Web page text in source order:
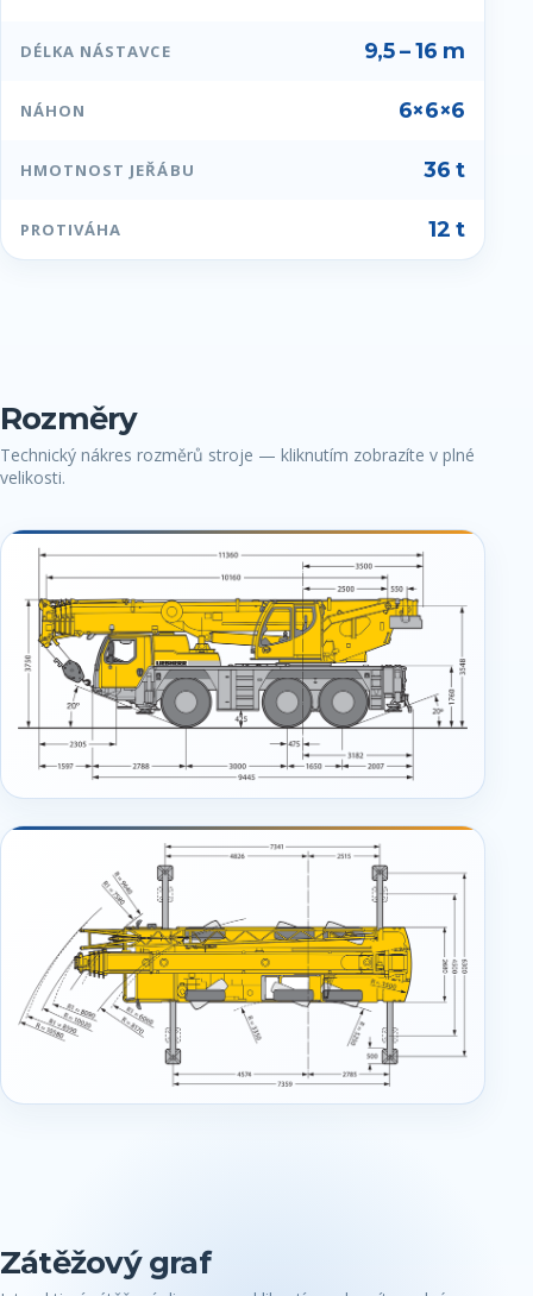
DÉLKA NÁSTAVCE 9,5 – 16 m
NÁHON 6×6×6
HMOTNOST JEŘÁBU 36 t
PROTIVÁHA 12 t
Rozměry
Technický nákres rozměrů stroje — kliknutím zobrazíte v plné
velikosti.
Zátěžový graf